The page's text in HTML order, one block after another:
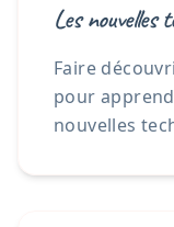
Les nouvelles
Faire
pour
nouvelles